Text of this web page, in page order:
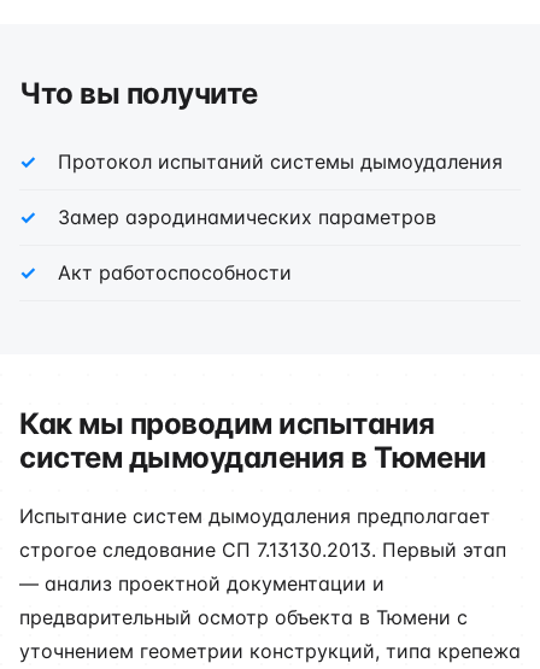
Что вы получите
Протокол испытаний системы дымоудаления
Замер аэродинамических параметров
Акт работоспособности
Как мы проводим испытания
систем дымоудаления в Тюмени
Испытание систем дымоудаления предполагает
строгое следование СП 7.13130.2013. Первый этап
— анализ проектной документации и
предварительный осмотр объекта в Тюмени с
уточнением геометрии конструкций, типа крепежа